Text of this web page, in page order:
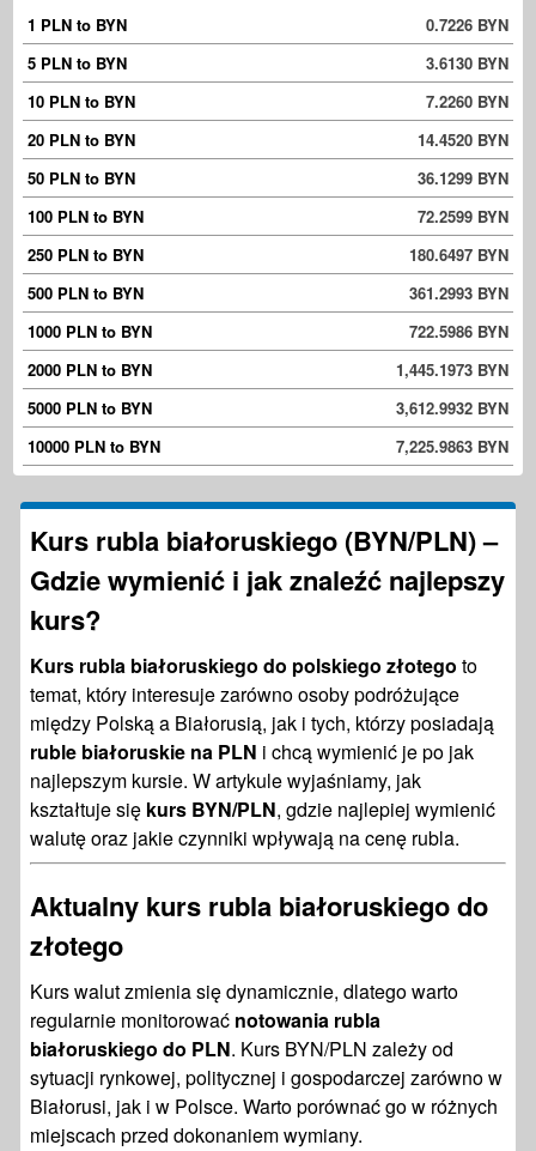
1 PLN to BYN
0.7226 BYN
5 PLN to BYN
3.6130 BYN
10 PLN to BYN
7.2260 BYN
20 PLN to BYN
14.4520 BYN
50 PLN to BYN
36.1299 BYN
100 PLN to BYN
72.2599 BYN
250 PLN to BYN
180.6497 BYN
500 PLN to BYN
361.2993 BYN
1000 PLN to BYN
722.5986 BYN
2000 PLN to BYN
1,445.1973 BYN
5000 PLN to BYN
3,612.9932 BYN
10000 PLN to BYN
7,225.9863 BYN
Kurs rubla białoruskiego (BYN/PLN) –
Gdzie wymienić i jak znaleźć najlepszy
kurs?
Kurs rubla białoruskiego do polskiego złotego to
temat, który interesuje zarówno osoby podróżujące
między Polską a Białorusią, jak i tych, którzy posiadają
ruble białoruskie na PLN i chcą wymienić je po jak
najlepszym kursie. W artykule wyjaśniamy, jak
kształtuje się kurs BYN/PLN, gdzie najlepiej wymienić
walutę oraz jakie czynniki wpływają na cenę rubla.
Aktualny kurs rubla białoruskiego do
złotego
Kurs walut zmienia się dynamicznie, dlatego warto
regularnie monitorować notowania rubla
białoruskiego do PLN. Kurs BYN/PLN zależy od
sytuacji rynkowej, politycznej i gospodarczej zarówno w
Białorusi, jak i w Polsce. Warto porównać go w różnych
miejscach przed dokonaniem wymiany.